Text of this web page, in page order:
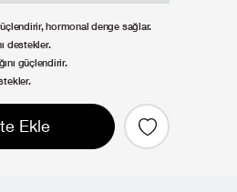
hormonal denge sağlar.
destekler.
güçlendirir.
Ekle